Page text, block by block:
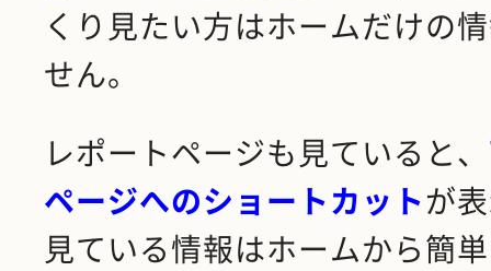
くり見たい方はホームだけの
せん。
レポートページも見ていると、
ページへのショートカットが
見ている情報はホームから簡